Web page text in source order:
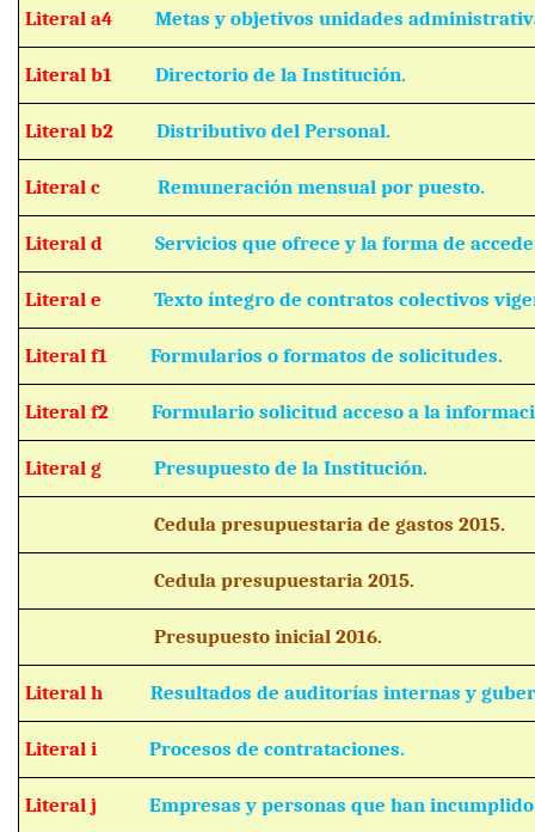
Literal a4 Metas y objetivos unidades
Literal b1 Directorio de la Institución.
Literal b2 Distributivo del Personal.
Literal c Remuneración mensual por puesto.
Literal d Servicios que ofrece y la forma de
Literal e Texto íntegro de contratos colectivos
Literal f1 Formularios o formatos de solicitudes.
Literal f2 Formulario solicitud acceso a la
Literal g Presupuesto de la Institución.
Cedula presupuestaria de gastos
Cedula presupuestaria 2015.
Presupuesto inicial 2016.
Literal h Resultados de auditorías internas y
Literal i Procesos de contrataciones.
Literal j Empresas y personas que han